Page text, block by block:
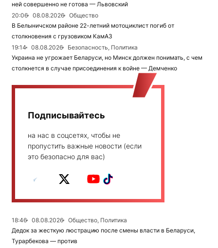
ней совершенно не готова — Львовский
20:06
08.08.2026
Общество
В Белыничском районе 22-летний мотоциклист погиб от
столкновения с грузовиком КамАЗ
19:14
08.08.2026
Безопасность, Политика
Украина не угрожает Беларуси, но Минск должен понимать, с чем
столкнется в случае присоединения к войне — Демченко
Подписывайтесь
на нас в соцсетях, чтобы не
пропустить важные новости (если
это безопасно для вас)
18:46 08.08.2026
Общество, Политика
Дедок за жесткую люстрацию после смены власти в Беларуси,
Турарбекова — против